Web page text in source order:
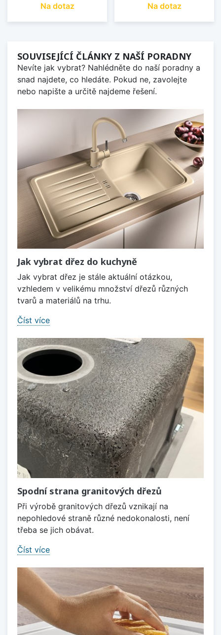
Na dotaz Na dotaz
SOUVISEJÍCÍ ČLÁNKY Z NAŠÍ PORADNY
Nevíte jak vybrat? Nahlédněte do naší poradny a
snad najdete, co hledáte. Pokud ne, zavolejte
nebo napište a určitě najdeme řešení.
Jak vybrat dřez do kuchyně
Jak vybrat dřez je stále aktuální otázkou,
vzhledem v velikému množství dřezů různých
tvarů a materiálů na trhu.
Číst více
Spodní strana granitových dřezů
Při výrobě granitových dřezů vznikají na
nepohledové straně různé nedokonalosti, není
třeba se jich obávat.
Číst více